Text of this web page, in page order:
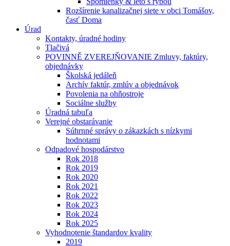
Rozšírenie kanalizačnej siete v obci Tomášov,
časť Doma
Úrad
Kontakty, úradné hodiny
Tlačivá
POVINNĚ ZVEREJŇOVANIE Zmluvy, faktúry,
objednávky
Školská jedáleň
Archív faktúr, zmlúv a objednávok
Povolenia na ohňostroje
Sociálne služby
Úradná tabuľa
Verejné obstarávanie
Súhrnné správy o zákazkách s nízkymi
hodnotami
Odpadové hospodárstvo
Rok 2018
Rok 2019
Rok 2020
Rok 2021
Rok 2022
Rok 2023
Rok 2024
Rok 2025
Vyhodnotenie štandardov kvality
2019